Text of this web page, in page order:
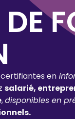
DE
en
salarié,
,disponibles en